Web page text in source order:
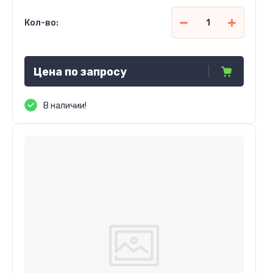
Кол-во:
Цена по запросу
В наличии!